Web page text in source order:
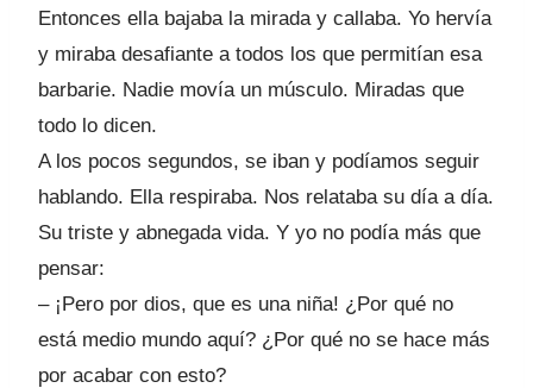
Entonces ella bajaba la mirada y callaba. Yo hervía
y miraba desafiante a todos los que permitían esa
barbarie. Nadie movía un músculo. Miradas que
todo lo dicen.
A los pocos segundos, se iban y podíamos seguir
hablando. Ella respiraba. Nos relataba su día a día.
Su triste y abnegada vida. Y yo no podía más que
pensar:
– ¡Pero por dios, que es una niña! ¿Por qué no
está medio mundo aquí? ¿Por qué no se hace más
por acabar con esto?